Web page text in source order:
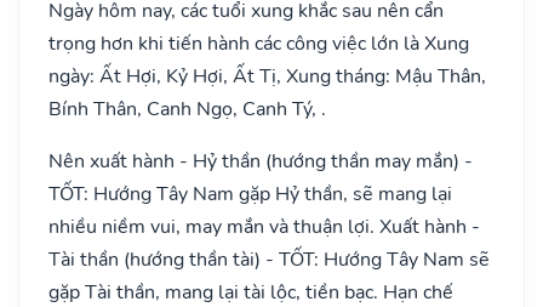
Ngày hôm nay, các tuổi xung khắc sau nên cẩn
trọng hơn khi tiến hành các công việc lớn là Xung
ngày: Ất Hợi, Kỷ Hợi, Ất Tị, Xung tháng: Mậu Thân,
Bính Thân, Canh Ngọ, Canh Tý, .
Nên xuất hành - Hỷ thần (hướng thần may mắn) -
TỐT: Hướng Tây Nam gặp Hỷ thần, sẽ mang lại
nhiều niềm vui, may mắn và thuận lợi. Xuất hành -
Tài thần (hướng thần tài) - TỐT: Hướng Tây Nam sẽ
gặp Tài thần, mang lại tài lộc, tiền bạc. Hạn chế